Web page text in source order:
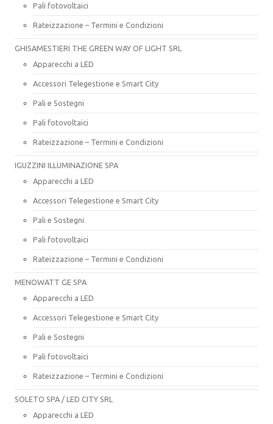
Pali fotovoltaici
Rateizzazione – Termini e Condizioni
GHISAMESTIERI THE GREEN WAY OF LIGHT SRL
Apparecchi a LED
Accessori Telegestione e Smart City
Pali e Sostegni
Pali fotovoltaici
Rateizzazione – Termini e Condizioni
IGUZZINI ILLUMINAZIONE SPA
Apparecchi a LED
Accessori Telegestione e Smart City
Pali e Sostegni
Pali fotovoltaici
Rateizzazione – Termini e Condizioni
MENOWATT GE SPA
Apparecchi a LED
Accessori Telegestione e Smart City
Pali e Sostegni
Pali fotovoltaici
Rateizzazione – Termini e Condizioni
SOLETO SPA / LED CITY SRL
Apparecchi a LED